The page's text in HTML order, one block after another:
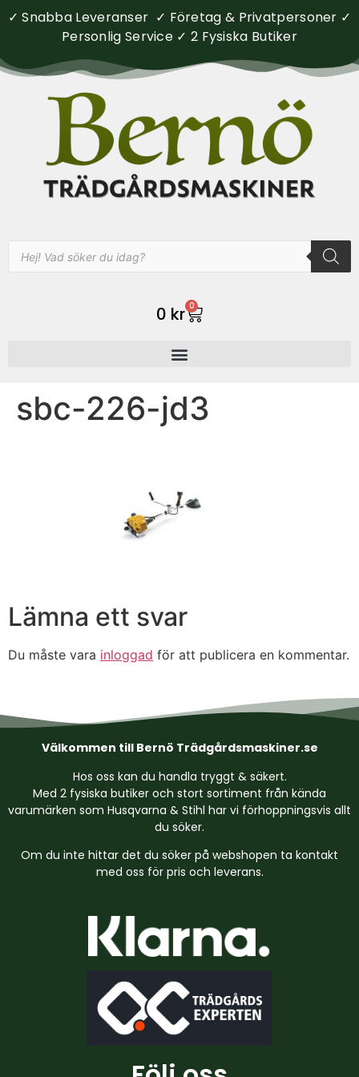
✓ Snabba Leveranser ✓ Företag & Privatpersoner ✓
Personlig Service ✓ 2 Fysiska Butiker
0 kr 0
sbc-226-jd3
Lämna ett svar
Du måste vara inloggad för att publicera en kommentar.
Välkommen till Bernö Trädgårdsmaskiner.se
Hos oss kan du handla tryggt & säkert.
Med 2 fysiska butiker och stort sortiment från kända
varumärken som Husqvarna & Stihl har vi förhoppningsvis allt
du söker.
Om du inte hittar det du söker på webshopen ta kontakt
med oss för pris och leverans.